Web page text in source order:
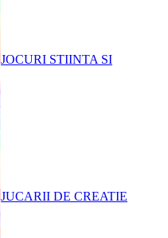
JOCURI STIINTA SI
JUCARII DE CREATIE